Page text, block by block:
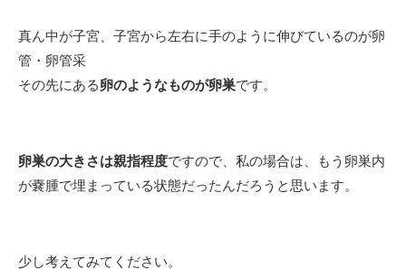
真ん中が子宮、子宮から左右に手のように伸びているのが卵
管・卵管采
その先にある卵のようなものが卵巣です。
卵巣の大きさは親指程度ですので、私の場合は、もう卵巣内
が嚢腫で埋まっている状態だったんだろうと思います。
少し考えてみてください。